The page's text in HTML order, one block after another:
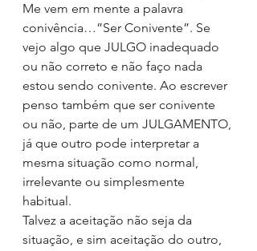
Me vem em mente a palavra
conivência…”Ser Conivente”. Se
vejo algo que JULGO inadequado
ou não correto e não faço nada
estou sendo conivente. Ao escrever
penso também que ser conivente
ou não, parte de um JULGAMENTO,
já que outro pode interpretar a
mesma situação como normal,
irrelevante ou simplesmente
habitual.
Talvez a aceitação não seja da
situação, e sim aceitação do outro,